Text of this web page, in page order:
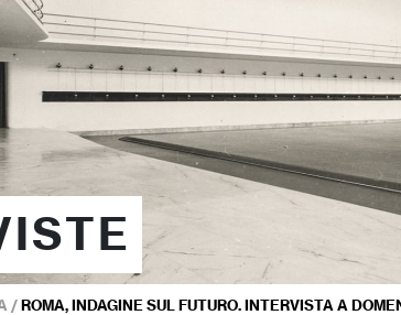
/ROMA, INDAGINE SUL FUTURO. INTERVISTA A